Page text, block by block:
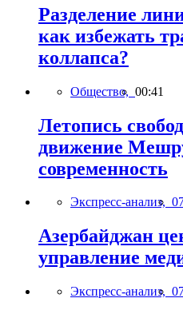
Разделение
как избежать
коллапса?
Общество, 00:41
Летопись
движение
современность
Экспресс-анализ,
Азербайджан
управление
Экспресс-анализ,